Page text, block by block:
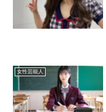
女性芸能人